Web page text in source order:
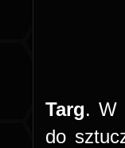
Targ. W
do